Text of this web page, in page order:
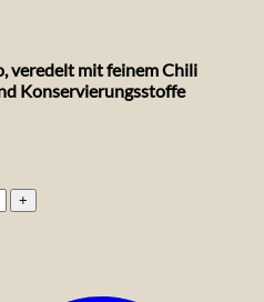
veredelt mit feinem Chili
Konservierungsstoffe